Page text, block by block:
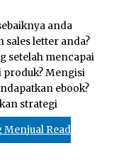
anda
sales letter anda?
setelah mencapai
produk? Mengisi
ebook?
strategi
Menjual Read